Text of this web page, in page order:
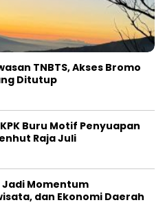
TNBTS, Akses Bromo
Ditutup
Buru Motif Penyuapan
Raja Juli
Jadi Momentum
dan Ekonomi Daerah